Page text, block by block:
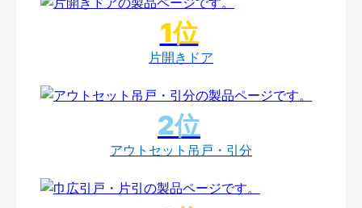
片開きドア
アウトセット吊戸・引分